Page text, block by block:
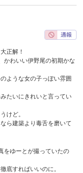
正解！
かわいい伊野尾の初期かな
ような女の子っぽい雰囲
たいにきれいと言ってい
けど。
ら建築より毒舌を磨いて
をゆーとが撮っていたの
底すればいいのに。